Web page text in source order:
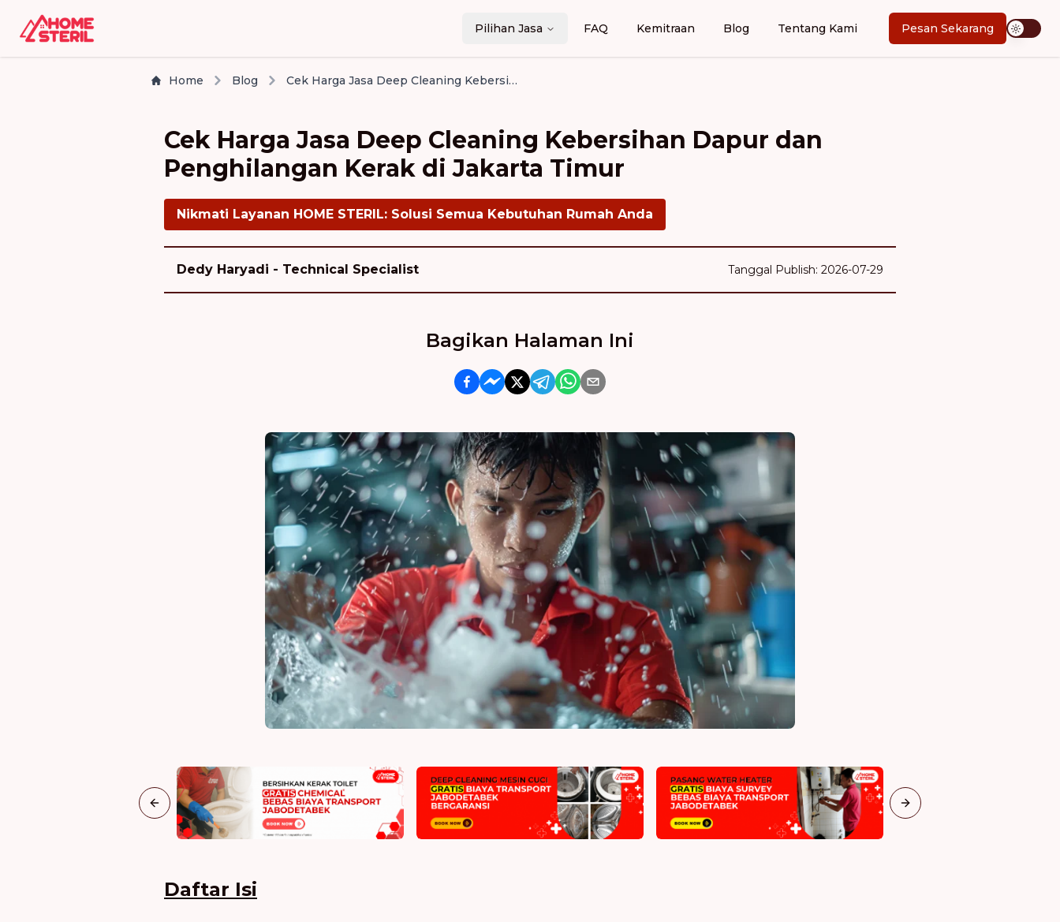
Pilihan Jasa FAQ Kemitraan Blog Tentang Kami Pesan Sekarang
Home Blog Cek Harga Jasa Deep Cleaning Kebersihan Dapur dan Penghilangan Kerak di Jakarta Timur
Cek Harga Jasa Deep Cleaning Kebersihan Dapur dan
Penghilangan Kerak di Jakarta Timur
Nikmati Layanan HOME STERIL: Solusi Semua Kebutuhan Rumah Anda
Dedy Haryadi - Technical Specialist Tanggal Publish: 2026-07-29
Bagikan Halaman Ini
Previous slide Next slide
Daftar Isi